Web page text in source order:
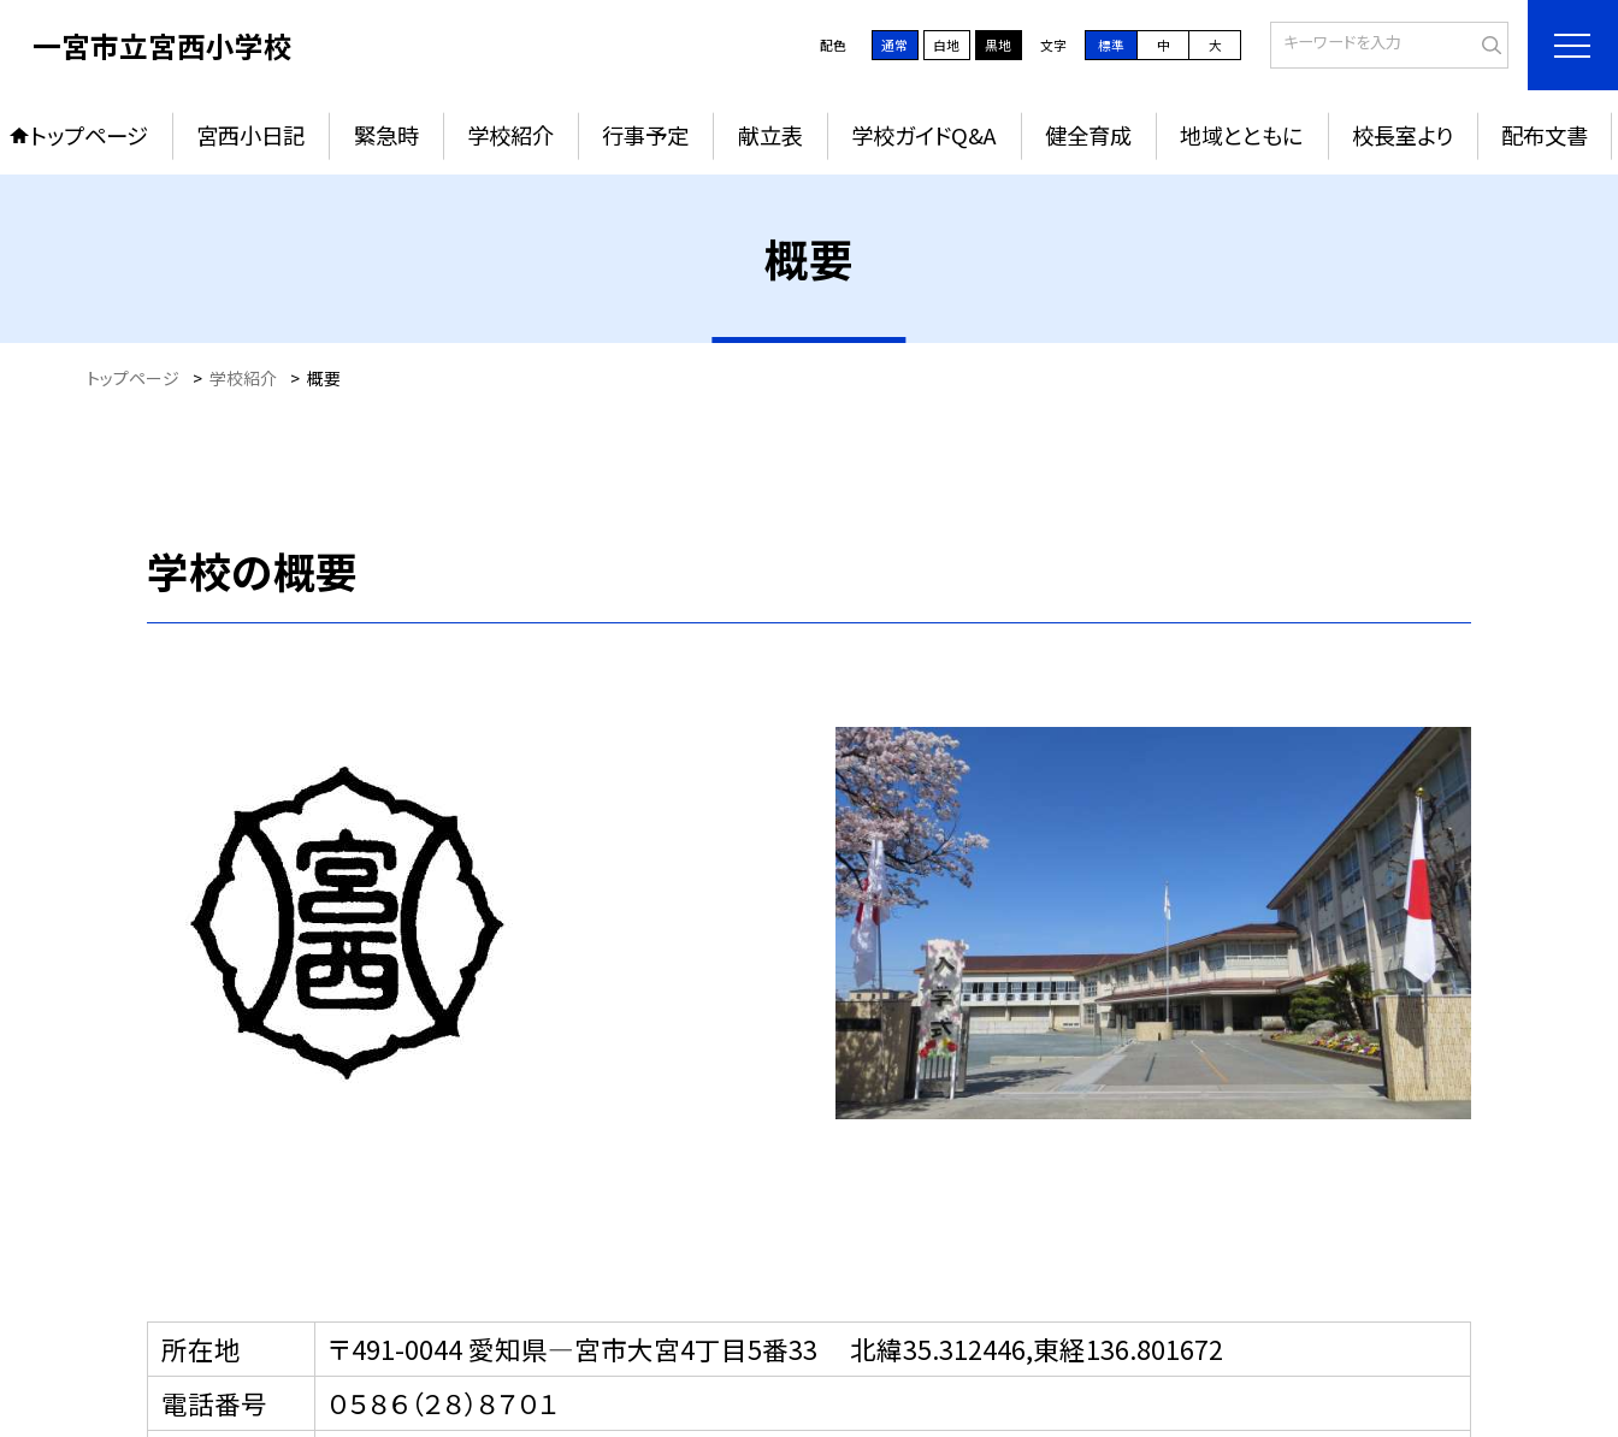
一宮市立宮西小学校 配色 通常 白地 黒地 文字 標準 中 大
トップページ 宮西小日記 緊急時 学校紹介 行事予定 献立表 学校ガイドQ&A 健全育成 地域とともに 校長室より 配布文書
概要
トップページ > 学校紹介 > 概要
学校の概要
所在地
〒491-0044 愛知県—宮市大宮4丁目5番33 北緯35.312446,東経136.801672
電話番号
０５８６（２８）８７０１